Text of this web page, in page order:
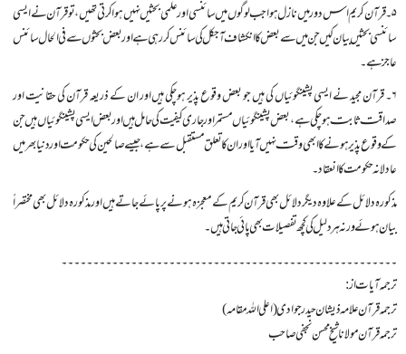
۵۔ قرآن کریم اس دور میں نازل ہوا جب لوگوں میں سائنسی اور علمی بحثیں نہیں ہوا کرتی تھیں، تو قرآن نے ایسی
سائنسی بحثیں بیان کیں جن میں سے بعض کا انکشاف آجکل کی سائنس کررہی ہے اور بعض بحثوں سے فی الحال سائنس
عاجز ہے۔
۶۔ قرآن مجید نے ایسی پشینگوئیاں کی ہیں جو بعض وقوع پذیر ہوچکی ہیں اور ان کے ذریعہ قرآن کی حقانیت اور
صداقت ثابت ہوچکی ہے، بعض پشینگوئیاں مستمر اور جاری کیفیت کی حامل ہیں اور بعض ایسی پشینگوئیاں ہیں جن
کے وقوع پذیر ہونے کا ابھی وقت نہیں آیا اور ان کا تعلق مستقبل سے ہے، جیسے صالحین کی حکومت اور دنیابھر میں
عادلانہ حکومت کا انعقاد۔
مذکورہ دلائل کے علاوہ دیگر دلائل بھی قرآن کریم کے معجزہ ہونے پر پائے جاتے ہیں اور مذکورہ دلائل بھی مختصراً
بیان ہوئے ورنہ ہر دلیل کی کچھ تفصیلات بھی پائی جاتی ہیں۔
۔۔۔۔۔۔۔۔۔۔۔۔۔۔۔۔۔۔۔۔۔۔۔۔۔۔۔۔۔۔۔۔۔۔۔۔۔۔۔۔۔۔۔۔۔۔۔۔۔۔۔۔۔
ترجمہ آیات از:
ترجمہ قرآن علامہ ذیشان حیدر جوادی (اعلی اللہ مقامہ)
ترجمہ قرآن مولانا شیخ محسن نجفی صاحب